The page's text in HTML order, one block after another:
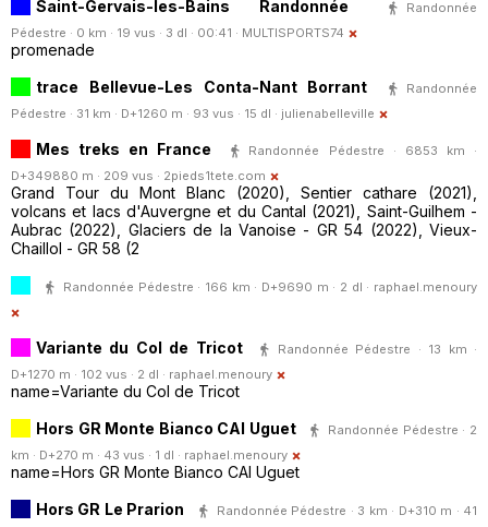
Saint-Gervais-les-Bains Randonnée
Randonnée
Pédestre · 0 km · 19 vus · 3 dl · 00:41 · MULTISPORTS74
promenade
trace Bellevue-Les Conta-Nant Borrant
Randonnée
Pédestre · 31 km · D+1260 m · 93 vus · 15 dl · julienabelleville
Mes treks en France
Randonnée Pédestre · 6853 km ·
D+349880 m · 209 vus · 2pieds1tete.com
Grand Tour du Mont Blanc (2020), Sentier cathare (2021),
volcans et lacs d'Auvergne et du Cantal (2021), Saint-Guilhem -
Aubrac (2022), Glaciers de la Vanoise - GR 54 (2022), Vieux-
Chaillol - GR 58 (2
Randonnée Pédestre · 166 km · D+9690 m · 2 dl · raphael.menoury
Variante du Col de Tricot
Randonnée Pédestre · 13 km ·
D+1270 m · 102 vus · 2 dl · raphael.menoury
name=Variante du Col de Tricot
Hors GR Monte Bianco CAI Uguet
Randonnée Pédestre · 2
km · D+270 m · 43 vus · 1 dl · raphael.menoury
name=Hors GR Monte Bianco CAI Uguet
Hors GR Le Prarion
Randonnée Pédestre · 3 km · D+310 m · 41